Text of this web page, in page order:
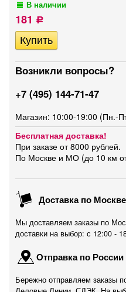
В наличии
181 Р
Возникли вопросы?
+7 (495) 144-71-47
Магазин: 10:00-19:00 (Пн.-
Бесплатная доставка!
При заказе от 8000 рублей.
По Москве и МО (до 10 км
Доставка по
Мы доставляем заказы по
доставки на выбор: с 12:00 -
Отправка по России
Бережно отправляем заказы